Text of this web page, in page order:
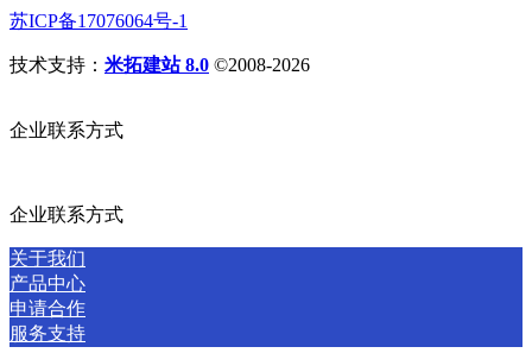
苏ICP备17076064号-1
技术支持： 米拓建站 8.0 ©2008-2026
企业联系方式
企业联系方式
关于我们
产品中心
申请合作
服务支持